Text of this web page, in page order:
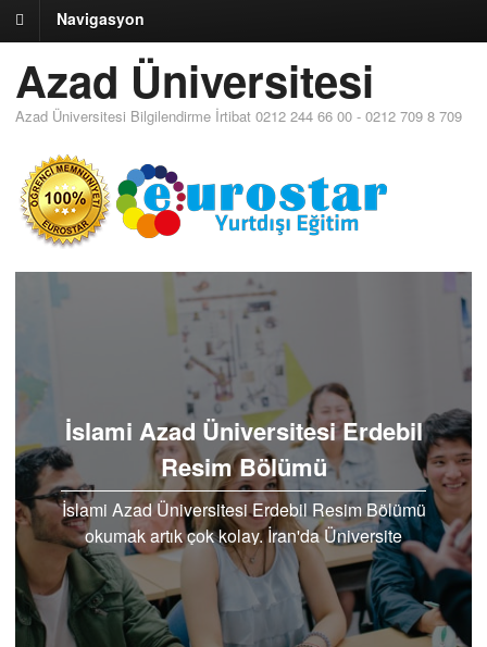
Navigasyon
Azad Üniversitesi
Azad Üniversitesi Bilgilendirme İrtibat 0212 244 66 00 - 0212 709 8 709
İslami Azad Üniversitesi Erdebil
Resim Bölümü
İslami Azad Üniversitesi Erdebil Resim Bölümü
okumak artık çok kolay. İran'da Üniversite
okumak için sınava girmeniz gerekmiyor.
Üstelik Dünya sıralamasındayer alan bir...